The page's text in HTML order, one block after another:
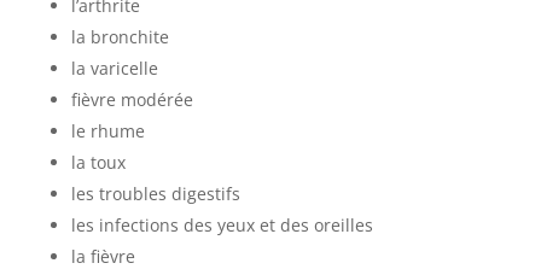
l’arthrite
la bronchite
la varicelle
fièvre modérée
le rhume
la toux
les troubles digestifs
les infections des yeux et des oreilles
la fièvre